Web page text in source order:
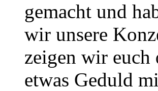
gemacht und
wir unsere
zeigen wir
etwas Geduld